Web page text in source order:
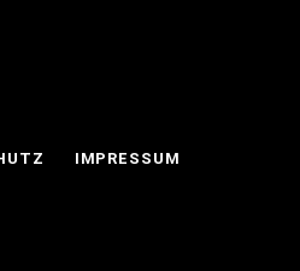
IMPRESSUM